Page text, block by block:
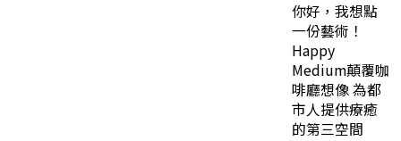
你好，我想點
一份藝術！
Happy
Medium顛覆咖
啡廳想像 為都
市人提供療癒
的第三空間